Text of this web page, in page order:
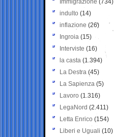
Immigrazione (734)
indulto (14)
inflazione (26)
Ingroia (15)
Interviste (16)
la casta (1.394)
La Destra (45)
La Sapienza (5)
Lavoro (1.316)
LegaNord (2.411)
Letta Enrico (154)
Liberi e Uguali (10)